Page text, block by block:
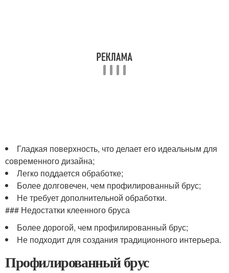
Гладкая поверхность, что делает его идеальным для
современного дизайна;
Легко поддается обработке;
Более долговечен, чем профилированный брус;
Не требует дополнительной обработки.
### Недостатки клеенного бруса
Более дорогой, чем профилированный брус;
Не подходит для создания традиционного интерьера.
Профилированный брус